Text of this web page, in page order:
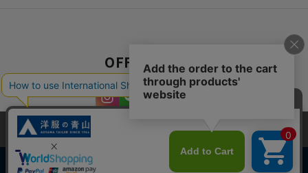
OFFICIAL SNS
当サイトでは、快適な閲覧体験とコンテンツ改善のためにCookieを使用
しています。閲覧を続けることで、Cookieの使用に同意したものとみな